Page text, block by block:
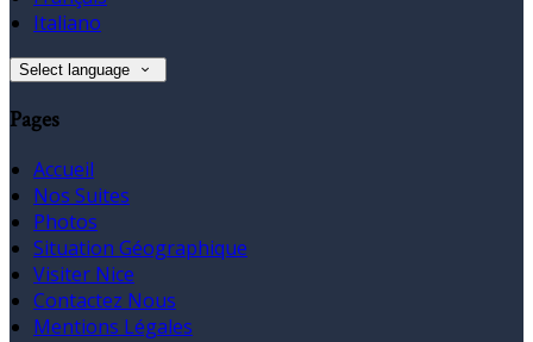
Italiano
Select language
Pages
Accueil
Nos Suites
Photos
Situation Géographique
Visiter Nice
Contactez Nous
Mentions Légales